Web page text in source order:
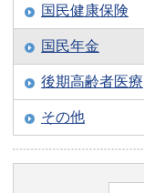
国民健康保険
国民年金
後期高齢者医療
その他